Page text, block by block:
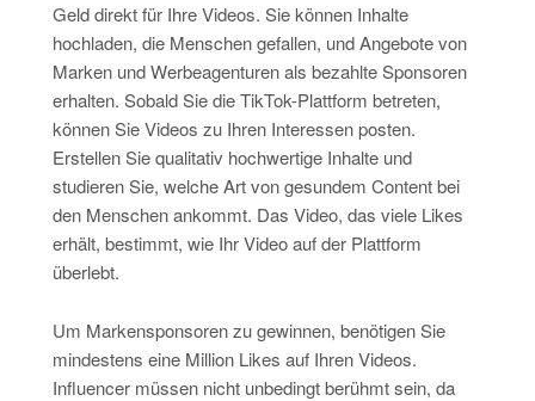
Geld direkt für Ihre Videos. Sie können Inhalte
hochladen, die Menschen gefallen, und Angebote von
Marken und Werbeagenturen als bezahlte Sponsoren
erhalten. Sobald Sie die TikTok-Plattform betreten,
können Sie Videos zu Ihren Interessen posten.
Erstellen Sie qualitativ hochwertige Inhalte und
studieren Sie, welche Art von gesundem Content bei
den Menschen ankommt. Das Video, das viele Likes
erhält, bestimmt, wie Ihr Video auf der Plattform
überlebt.
Um Markensponsoren zu gewinnen, benötigen Sie
mindestens eine Million Likes auf Ihren Videos.
Influencer müssen nicht unbedingt berühmt sein, da